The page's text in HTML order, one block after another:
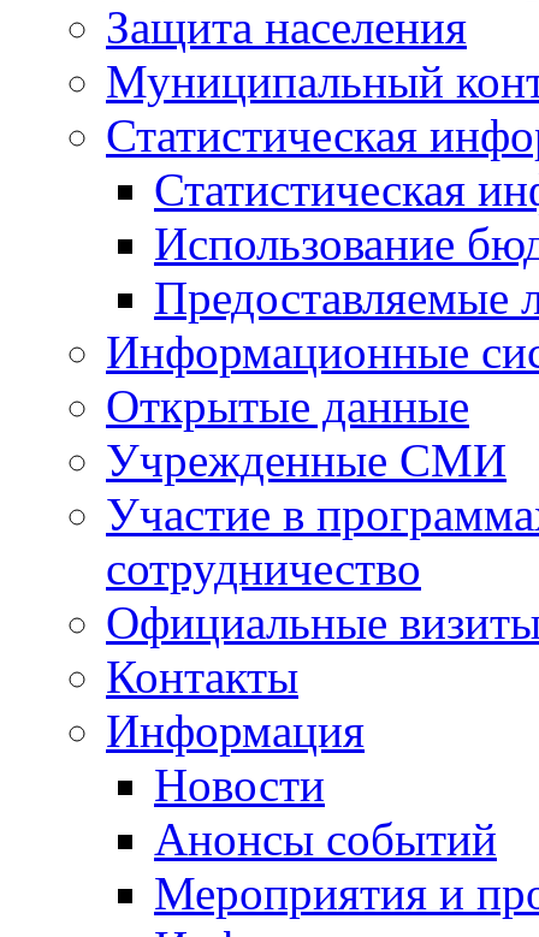
Защита населения
Муниципальный
Статистическая
Статистическая
Использование
Предоставляемые
Информационные
Открытые данные
Учрежденные СМИ
Участие в
сотрудничество
Официальные
Контакты
Информация
Новости
Анонсы событий
Мероприятия и